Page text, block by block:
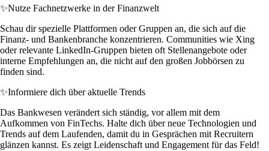
✨Nutze Fachnetzwerke in der Finanzwelt
Schau dir spezielle Plattformen oder Gruppen an, die sich auf die
Finanz- und Bankenbranche konzentrieren. Communities wie Xing
oder relevante LinkedIn-Gruppen bieten oft Stellenangebote oder
interne Empfehlungen an, die nicht auf den großen Jobbörsen zu
finden sind.
✨Informiere dich über aktuelle Trends
Das Bankwesen verändert sich ständig, vor allem mit dem
Aufkommen von FinTechs. Halte dich über neue Technologien und
Trends auf dem Laufenden, damit du in Gesprächen mit Recruitern
glänzen kannst. Es zeigt Leidenschaft und Engagement für das Feld!